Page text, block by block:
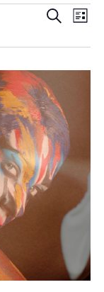
de
vues
Recherche
de
Liste